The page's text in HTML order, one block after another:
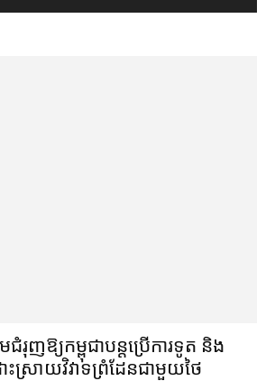
ជំរុញ​ឱ្យ​កម្ពុជា​បន្ត​ប្រើ​ការទូត និង​
ះស្រាយ​វិវាទ​ព្រំដែន​ជាមួយ​ថៃ